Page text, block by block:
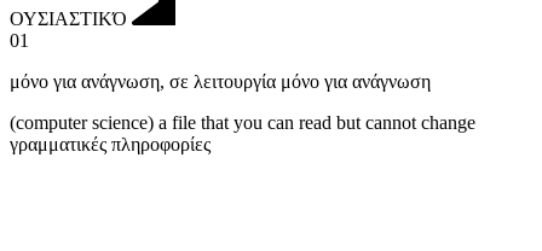
ΟΥΣΙΑΣΤΙΚΌ
01
μόνο για ανάγνωση, σε λειτουργία μόνο για ανάγνωση
(computer science) a file that you can read but cannot change
γραμματικές πληροφορίες